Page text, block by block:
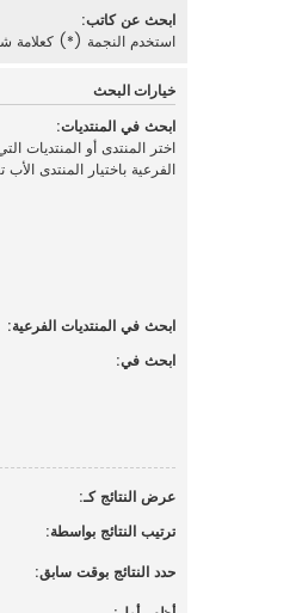
ابحث عن كاتب:
استخدم النجمة (*) كعلامة
خيارات البحث
ابحث في المنتديات:
اختر المنتدى أو المنتديات
الفرعية باختيار المنتدى
ابحث في المنتديات الفرعية:
ابحث في:
عرض النتائج كـ:
ترتيب النتائج بواسطة:
حدد النتائج بوقت سابق: